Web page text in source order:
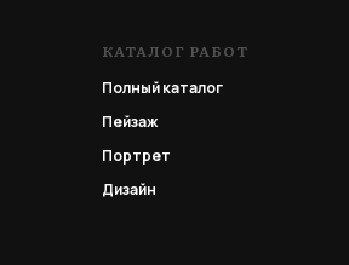
КАТАЛОГ РАБОТ
Полный каталог
Пейзаж
Портрет
Дизайн